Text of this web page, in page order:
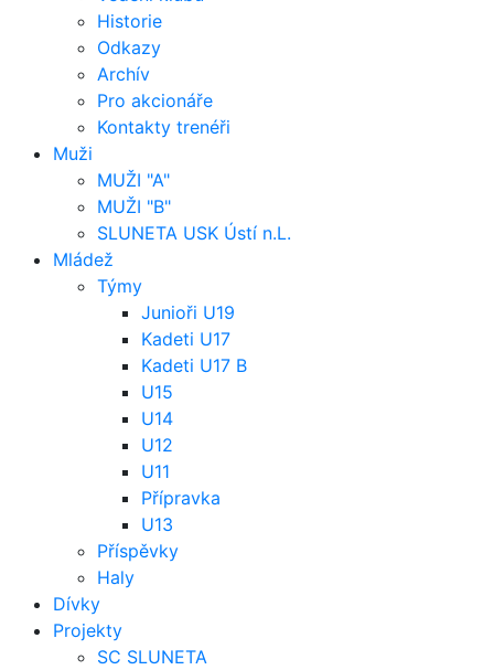
Historie
Odkazy
Archív
Pro akcionáře
Kontakty trenéři
Muži
MUŽI "A"
MUŽI "B"
SLUNETA USK Ústí n.L.
Mládež
Týmy
Junioři U19
Kadeti U17
Kadeti U17 B
U15
U14
U12
U11
Přípravka
U13
Příspěvky
Haly
Dívky
Projekty
SC SLUNETA